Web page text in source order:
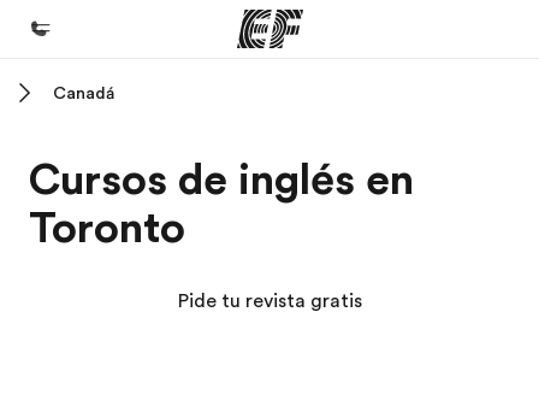
Programas
Ver todo lo que hacemos
Canadá
Cursos de inglés en
Toronto
Pide tu revista gratis